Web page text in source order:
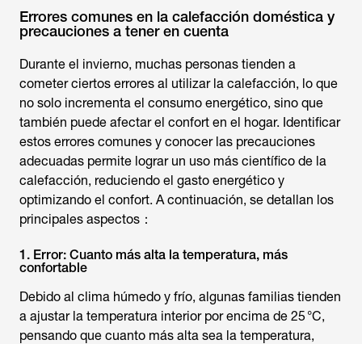
Errores comunes en la calefacción doméstica y
precauciones a tener en cuenta
Durante el invierno, muchas personas tienden a
cometer ciertos errores al utilizar la calefacción, lo que
no solo incrementa el consumo energético, sino que
también puede afectar el confort en el hogar. Identificar
estos errores comunes y conocer las precauciones
adecuadas permite lograr un uso más científico de la
calefacción, reduciendo el gasto energético y
optimizando el confort. A continuación, se detallan los
principales aspectos：
1. Error: Cuanto más alta la temperatura, más
confortable
Debido al clima húmedo y frío, algunas familias tienden
a ajustar la temperatura interior por encima de 25 °C,
pensando que cuanto más alta sea la temperatura,